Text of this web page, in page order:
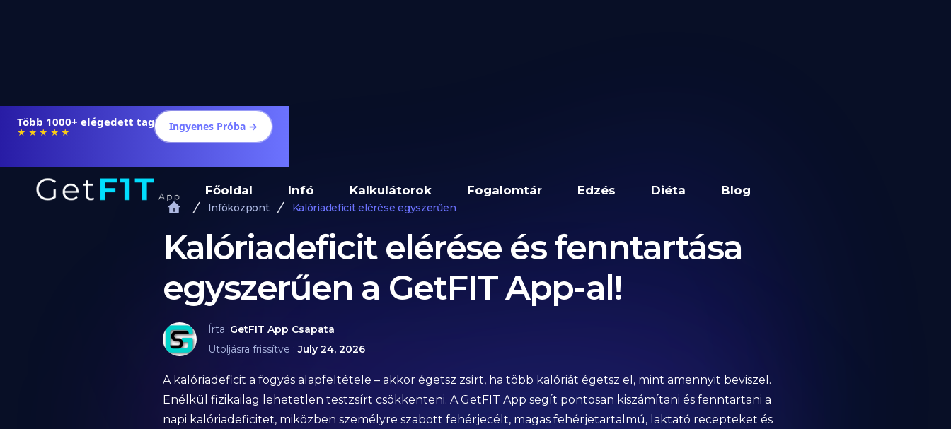
Több 1000+ elégedett tag
★★★★★ Ingyenes Próba →
Főoldal Infó Kalkulátorok Fogalomtár Edzés Diéta Blog
Infóközpont Kalóriadeficit elérése egyszerűen
Kalóriadeficit elérése és fenntartása
egyszerűen a GetFIT App-al!
Írta :GetFIT App Csapata
Utoljásra frissítve :July 24, 2026
A kalóriadeficit a fogyás alapfeltétele – akkor égetsz zsírt, ha több kalóriát égetsz el, mint amennyit beviszel.
Enélkül fizikailag lehetetlen testzsírt csökkenteni. A GetFIT App segít pontosan kiszámítani és fenntartani a
napi kalóriadeficitet, miközben személyre szabott fehérjecélt, magas fehérjetartalmú, laktató recepteket és